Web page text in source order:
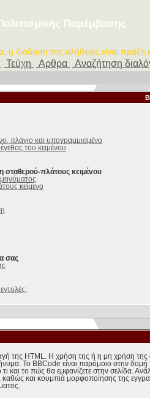
Παρέμβασης
η διάδοση της αλήθειας είναι πράξη
Τεύχη Αρθρα Αναζήτηση
πλάγιο και υπογραμμισμένο
του κειμένου
σταθερού-πλάτους κειμένου
κείμενο
σας
της HTML. Η χρήση της ή η μη χρήση
Το BBCode είναι παρόμοιο στην δομή
και το πώς θα εμφανίζετε στην σελίδα.
και κουμπιά μορφοποίησης της